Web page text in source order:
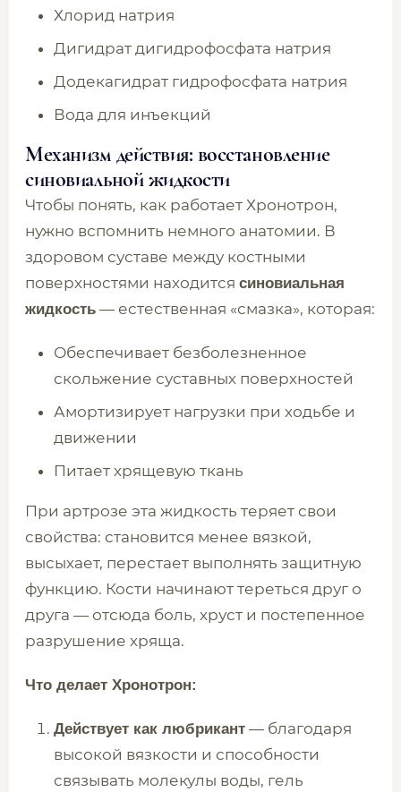
Хлорид натрия
Дигидрат дигидрофосфата натрия
Додекагидрат гидрофосфата натрия
Вода для инъекций
Механизм действия: восстановление
синовиальной жидкости
Чтобы понять, как работает Хронотрон,
нужно вспомнить немного анатомии. В
здоровом суставе между костными
поверхностями находится синовиальная
жидкость — естественная «смазка», которая:
Обеспечивает безболезненное
скольжение суставных поверхностей
Амортизирует нагрузки при ходьбе и
движении
Питает хрящевую ткань
При артрозе эта жидкость теряет свои
свойства: становится менее вязкой,
высыхает, перестает выполнять защитную
функцию. Кости начинают тереться друг о
друга — отсюда боль, хруст и постепенное
разрушение хряща.
Что делает Хронотрон:
Действует как любрикант — благодаря
высокой вязкости и способности
связывать молекулы воды, гель